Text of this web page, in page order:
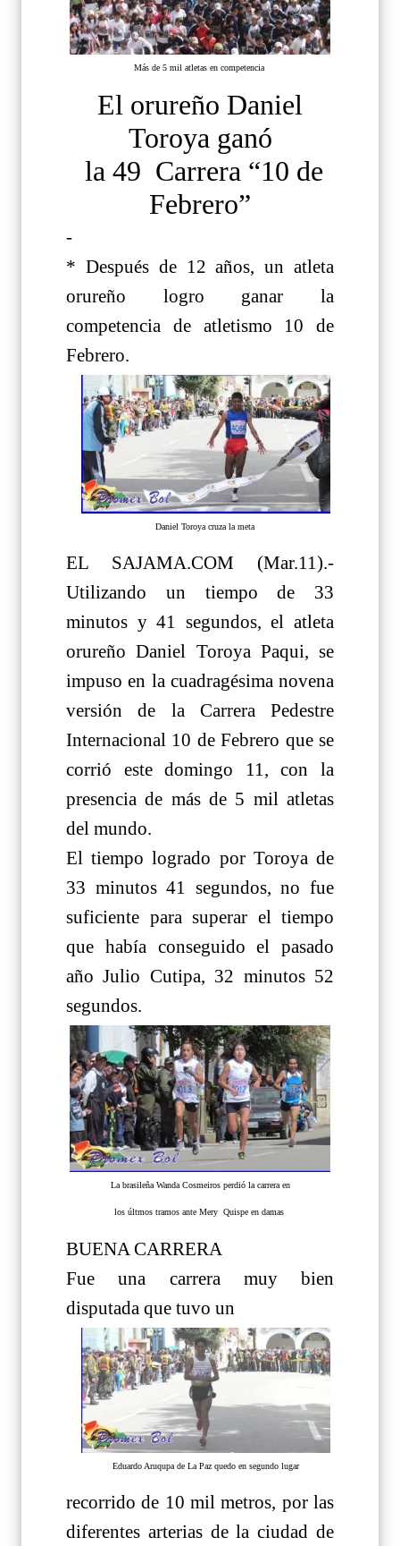
Más de 5 mil atletas en competencia
El orureño Daniel
Toroya ganó
la 49 Carrera “10 de
Febrero”
-
* Después de 12 años, un atleta
orureño logro ganar la
competencia de atletismo 10 de
Febrero.
Daniel Toroya cruza la meta
EL SAJAMA.COM (Mar.11).-
Utilizando un tiempo de 33
minutos y 41 segundos, el atleta
orureño Daniel Toroya Paqui, se
impuso en la cuadragésima novena
versión de la Carrera Pedestre
Internacional 10 de Febrero que se
corrió este domingo 11, con la
presencia de más de 5 mil atletas
del mundo.
El tiempo logrado por Toroya de
33 minutos 41 segundos, no fue
suficiente para superar el tiempo
que había conseguido el pasado
año Julio Cutipa, 32 minutos 52
segundos.
La brasileña Wanda Cosmeiros perdió la carrera en
los últmos tramos ante Mery Quispe en damas
BUENA CARRERA
Fue una carrera muy bien
disputada que tuvo un
Eduardo Aruqupa de La Paz quedo en segundo lugar
recorrido de 10 mil metros, por las
diferentes arterias de la ciudad de